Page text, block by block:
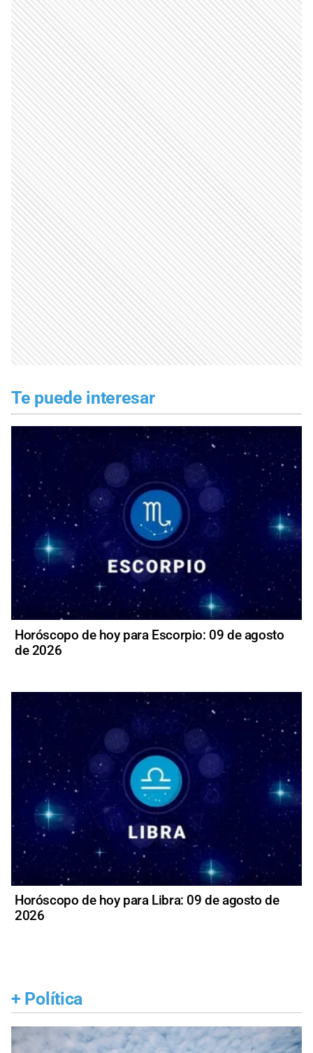
Te puede interesar
Horóscopo de hoy para Escorpio: 09 de agosto
de 2026
Horóscopo de hoy para Libra: 09 de agosto de
2026
+ Política